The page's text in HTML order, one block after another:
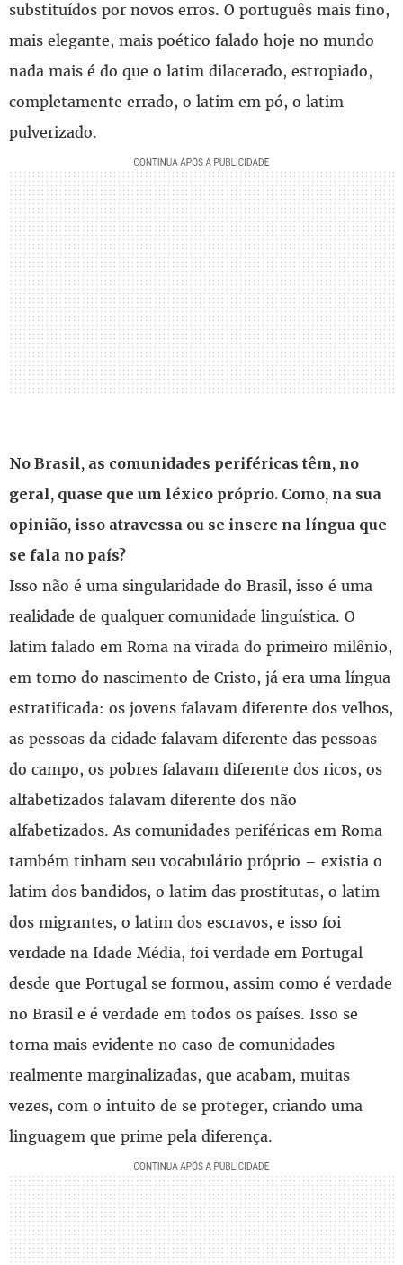
substituídos por novos erros. O português mais fino,
mais elegante, mais poético falado hoje no mundo
nada mais é do que o latim dilacerado, estropiado,
completamente errado, o latim em pó, o latim
pulverizado.
No Brasil, as comunidades periféricas têm, no
geral, quase que um léxico próprio. Como, na sua
opinião, isso atravessa ou se insere na língua que
se fala no país?
Isso não é uma singularidade do Brasil, isso é uma
realidade de qualquer comunidade linguística. O
latim falado em Roma na virada do primeiro milênio,
em torno do nascimento de Cristo, já era uma língua
estratificada: os jovens falavam diferente dos velhos,
as pessoas da cidade falavam diferente das pessoas
do campo, os pobres falavam diferente dos ricos, os
alfabetizados falavam diferente dos não
alfabetizados. As comunidades periféricas em Roma
também tinham seu vocabulário próprio – existia o
latim dos bandidos, o latim das prostitutas, o latim
dos migrantes, o latim dos escravos, e isso foi
verdade na Idade Média, foi verdade em Portugal
desde que Portugal se formou, assim como é verdade
no Brasil e é verdade em todos os países. Isso se
torna mais evidente no caso de comunidades
realmente marginalizadas, que acabam, muitas
vezes, com o intuito de se proteger, criando uma
linguagem que prime pela diferença.